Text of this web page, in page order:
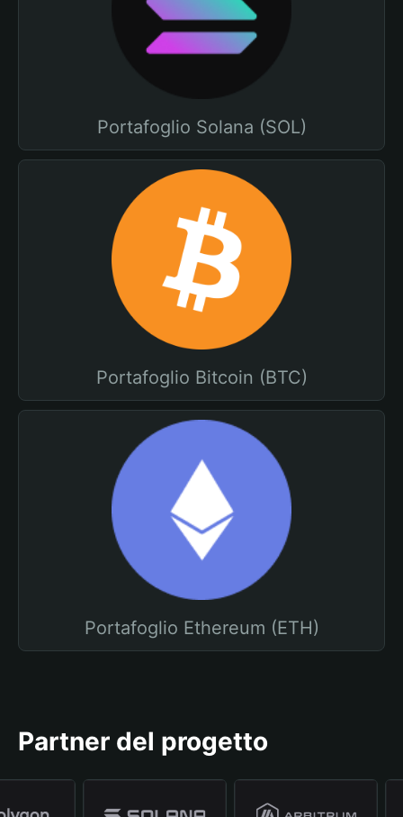
Portafoglio Solana (SOL)
Portafoglio Bitcoin (BTC)
Portafoglio Ethereum (ETH)
Partner del progetto